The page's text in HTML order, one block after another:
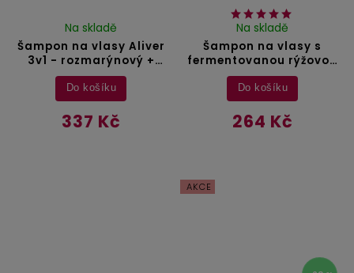
Šampon na vlasy Aliver
3v1 - rozmarýnový +
ricinový + batana olej -
300 ml
Na skladě
337 Kč
Do košíku
Šampon na vlasy s
fermentovanou rýžovou
vodou Sefudun - 300 ml
Na skladě
264 Kč
Do košíku
AKCE